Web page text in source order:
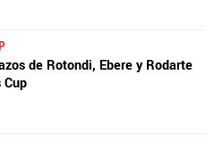
de Rotondi, Ebere y Rodarte
Cup